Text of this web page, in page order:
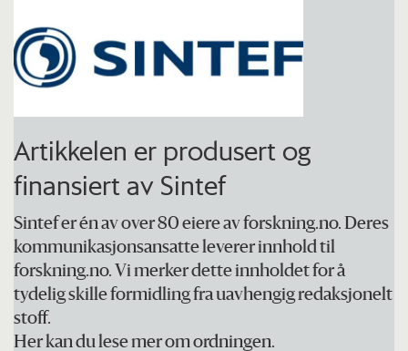
Unngå å lade til 100 prosent på
daglig/ukentlig basis, stopp ved 80-90
prosent.
Bruk ratt- og setevarme i stedet for
kupévarme, siden disse trekker mindre
strøm.
Unngå mye småkjøring når det er veldig
kaldt ute.
Legg gjerne inn et kjapt og effektivt
Artikkelen er produsert og
finansiert av Sintef
Sintef er én av over 80 eiere av forskning.no. Deres
kommunikasjonsansatte leverer innhold til
forskning.no. Vi merker dette innholdet for å
tydelig skille formidling fra uavhengig redaksjonelt
stoff.
Her kan du lese mer om ordningen.